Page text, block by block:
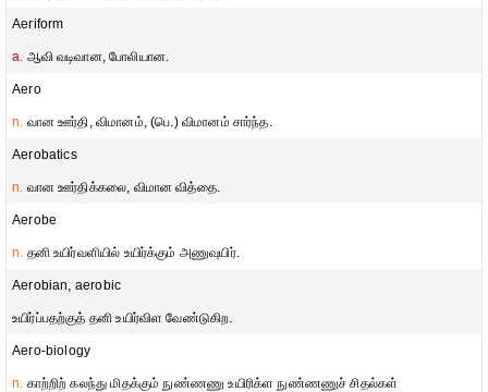
Aeriform
a. ஆவி வடிவான, போலியான.
Aero
n. வான ஊர்தி, விமானம், (பெ.) விமானம் சார்ந்த.
Aerobatics
n. வான ஊர்திக்கலை, விமான வித்தை.
Aerobe
n. தனி உயிர்வளியில் உயிர்க்கும் அணுவுயிர்.
Aerobian, aerobic
உயிர்ப்பதற்குத் தனி உயிர்விள வேண்டுகிற.
Aero-biology
n. காற்றிற் கலந்து மிதக்கும் நுண்ணணு உயிரிக்ள நுண்ணணுச் சிதல்கள்